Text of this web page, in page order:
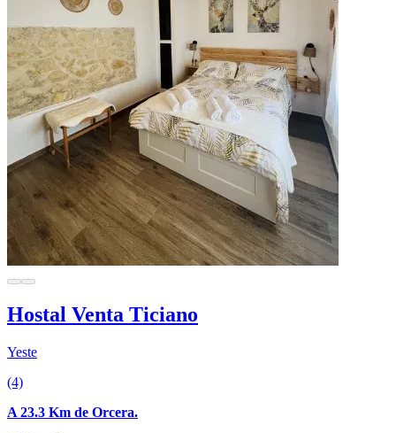
Hostal Venta Ticiano
Yeste
(4)
A 23.3 Km de Orcera.